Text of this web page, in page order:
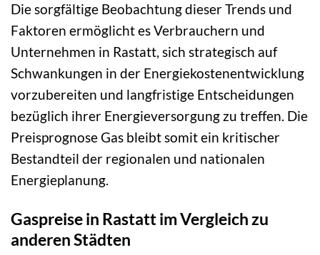
Die sorgfältige Beobachtung dieser Trends und
Faktoren ermöglicht es Verbrauchern und
Unternehmen in Rastatt, sich strategisch auf
Schwankungen in der Energiekostenentwicklung
vorzubereiten und langfristige Entscheidungen
bezüglich ihrer Energieversorgung zu treffen. Die
Preisprognose Gas bleibt somit ein kritischer
Bestandteil der regionalen und nationalen
Energieplanung.
Gaspreise in Rastatt im Vergleich zu
anderen Städten